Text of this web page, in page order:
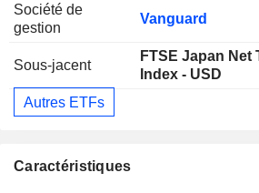
Société de
gestion
Vanguard
Sous-jacent
FTSE Japan Net
Index - USD
Autres ETFs
Caractéristiques